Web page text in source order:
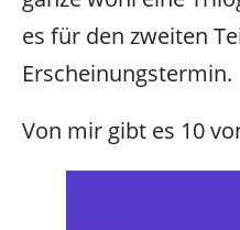
es für den zweiten
Erscheinungstermin.
Von mir gibt es 10